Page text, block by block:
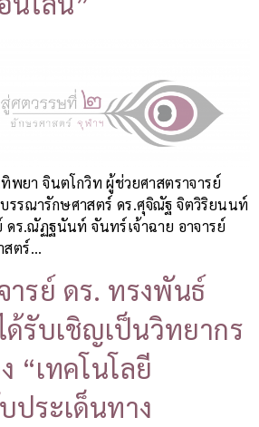
พยา จินตโกวิท ผู้ช่วยศาสตราจารย์
บรรณารักษศาสตร์ ดร.ศุจิณัฐ จิตวิริยนนท์
ดร.ณัฏฐนันท์ จันทร์เจ้าฉาย อาจารย์
สตร์…
ารย์ ดร. ทรงพันธ์
ด้รับเชิญเป็นวิทยากร
“เทคโนโลยี
ประเด็นทาง